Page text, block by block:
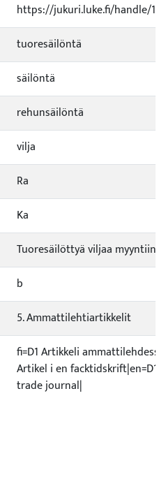
https://jukuri.luke.fi/handle/
tuoresäilöntä
säilöntä
rehunsäilöntä
vilja
Ra
Ka
Tuoresäilöttyä viljaa myyntiin
b
5. Ammattilehtiartikkelit
fi=D1 Artikkeli
Artikel i en facktidskrift|en=D1
trade journal|